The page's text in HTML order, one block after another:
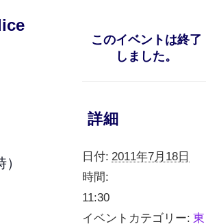
このイベントは終了
しました。
詳細
日付: 2011年7月18日
時間:
11:30
イベントカテゴリー: 東